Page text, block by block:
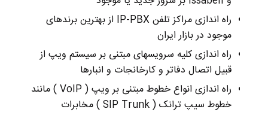
راه اندازی مراکز تلفن IP-PBX از بهترین برندهای
موجود در بازار ایران
راه اندازی کلیه سرویسهای مبتنی بر سیستم ویپ از
قبیل اتصال دفاتر و کارخانجات و انبارها
راه اندازی انواع خطوط مبتنی بر ویپ ( VoIP ) مانند
خطوط سیپ ترانک ( SIP Trunk ) مخابرات